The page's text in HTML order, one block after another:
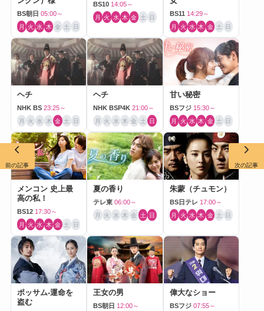
BS朝日 05:00～
月 火 水 木 金 土 日
BS10 14:05～
月 火 水 木 金 土 日 BS11 14:29～
月 火 水 木 金 土 日
ヘチ
NHK BS 23:25～
月 火 水 木 金 土 日
ヘチ
NHK BSP4K 21:00～
月 火 水 木 金 土 日
甘い秘密
BSフジ 15:30～
月 火 水 木 金 土 日
メンコン 史上最
高の私！
BS12 17:30～
月 火 水 木 金 土 日
夏の香り
テレ東 06:00～
月 火 水 木 金 土 日
朱蒙（チュモン）
BS日テレ 17:00～
月 火 水 木 金 土 日
ポッサム-運命を
盗む
王女の男
BS朝日 12:00～
偉大なショー
BSフジ 07:55～
前の記事 次の記事